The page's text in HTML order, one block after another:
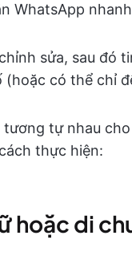
WhatsApp
sửa, sau đó
có thể chỉ
tự nhau
thực hiện:
hoặc di